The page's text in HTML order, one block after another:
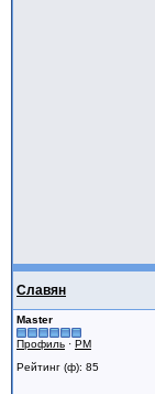
Славян
Master
Профиль · PM
Рейтинг (ф): 85